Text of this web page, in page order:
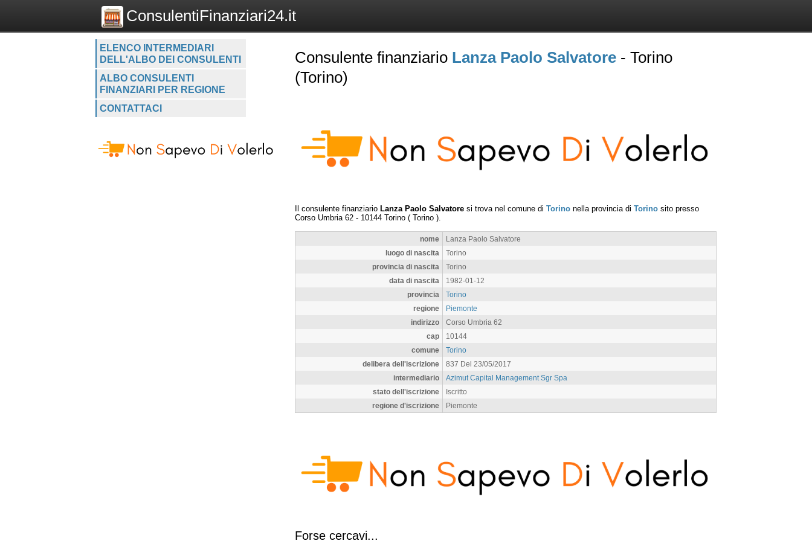
ConsulentiFinanziari24.it
ELENCO INTERMEDIARI
DELL'ALBO DEI CONSULENTI
ALBO CONSULENTI
FINANZIARI PER REGIONE
CONTATTACI
Consulente finanziario Lanza Paolo Salvatore - Torino
(Torino)
Il consulente finanziario Lanza Paolo Salvatore si trova nel comune di Torino nella provincia di Torino sito presso
Corso Umbria 62 - 10144 Torino ( Torino ).
nome
Lanza Paolo Salvatore
luogo di nascita
Torino
provincia di nascita
Torino
data di nascita
1982-01-12
provincia
Torino
regione
Piemonte
indirizzo
Corso Umbria 62
cap
10144
comune
Torino
delibera dell'iscrizione
837 Del 23/05/2017
intermediario
Azimut Capital Management Sgr Spa
stato dell'iscrizione
Iscritto
regione d'iscrizione
Piemonte
Forse cercavi...